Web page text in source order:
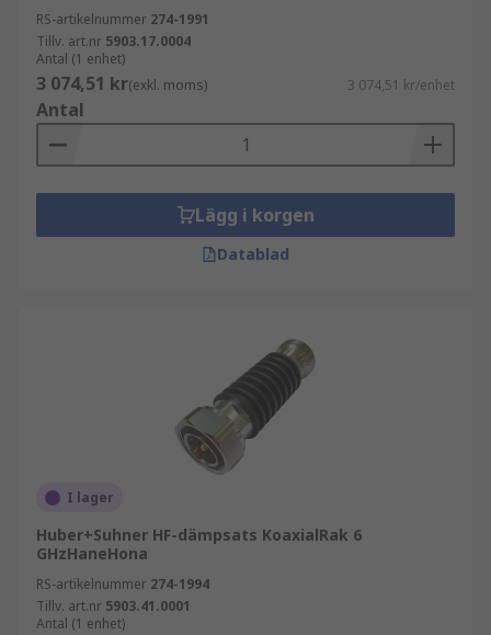
RS-artikelnummer 274-1991
Tillv. art.nr 5903.17.0004
Antal (1 enhet)
3 074,51 kr(exkl. moms) 3 074,51 kr/enhet
Antal
Lägg i korgen
Datablad
I lager
Huber+Suhner HF-dämpsats KoaxialRak 6
GHzHaneHona
RS-artikelnummer 274-1994
Tillv. art.nr 5903.41.0001
Antal (1 enhet)